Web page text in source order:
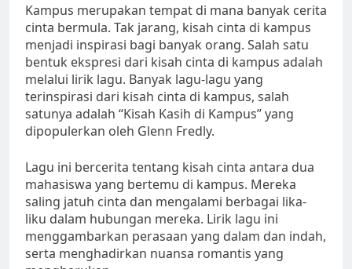
Kampus merupakan tempat di mana banyak cerita
cinta bermula. Tak jarang, kisah cinta di kampus
menjadi inspirasi bagi banyak orang. Salah satu
bentuk ekspresi dari kisah cinta di kampus adalah
melalui lirik lagu. Banyak lagu-lagu yang
terinspirasi dari kisah cinta di kampus, salah
satunya adalah “Kisah Kasih di Kampus” yang
dipopulerkan oleh Glenn Fredly.
Lagu ini bercerita tentang kisah cinta antara dua
mahasiswa yang bertemu di kampus. Mereka
saling jatuh cinta dan mengalami berbagai lika-
liku dalam hubungan mereka. Lirik lagu ini
menggambarkan perasaan yang dalam dan indah,
serta menghadirkan nuansa romantis yang